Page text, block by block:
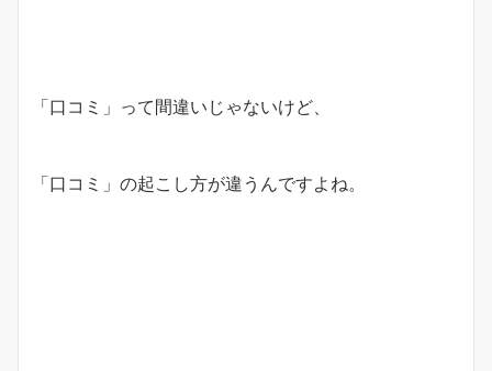
「口コミ」って間違いじゃないけど、
「口コミ」の起こし方が違うんですよね。